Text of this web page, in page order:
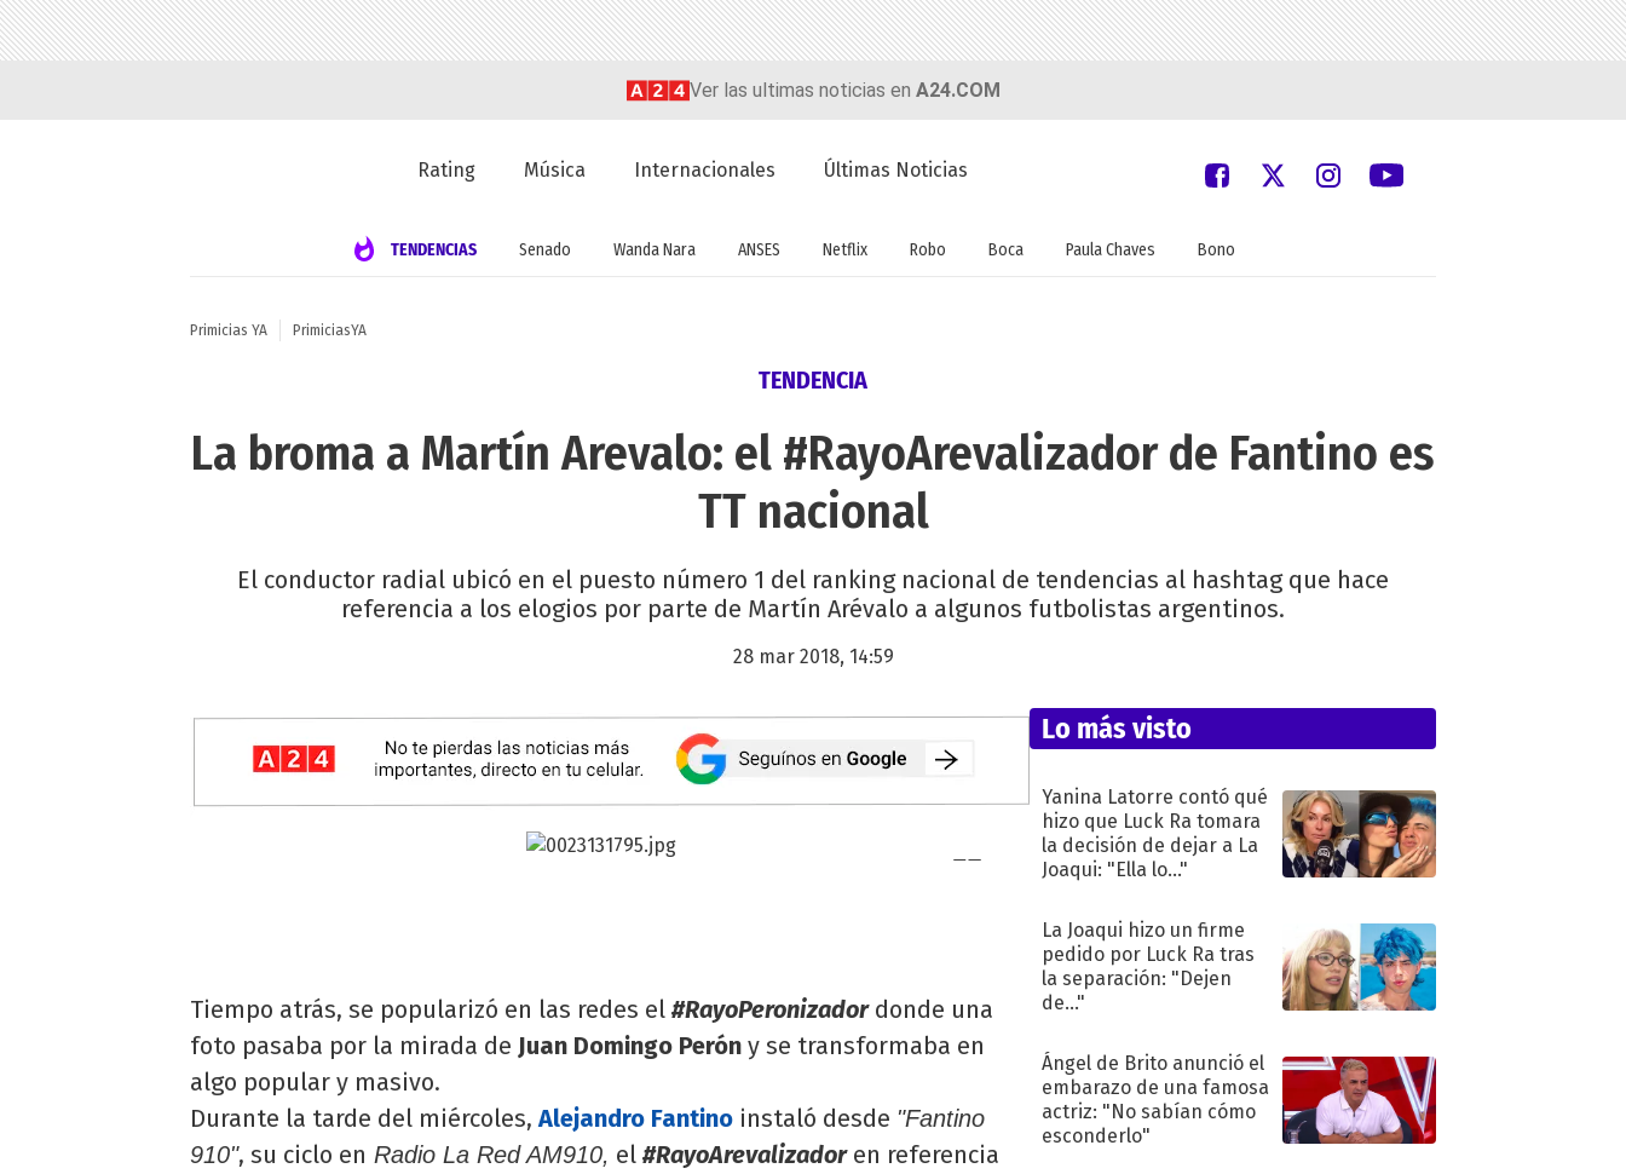
Ver las ultimas noticias en A24.COM
Rating Música Internacionales Últimas Noticias
TENDENCIAS Senado Wanda Nara ANSES Netflix Robo Boca Paula Chaves Bono
Primicias YA PrimiciasYA
TENDENCIA
La broma a Martín Arevalo: el #RayoArevalizador de Fantino es
TT nacional
El conductor radial ubicó en el puesto número 1 del ranking nacional de tendencias al hashtag que hace
referencia a los elogios por parte de Martín Arévalo a algunos futbolistas argentinos.
28 mar 2018, 14:59
Tiempo atrás, se popularizó en las redes el #RayoPeronizadordonde una
foto pasaba por la mirada de Juan Domingo Perón y se transformaba en
algo popular y masivo.
Durante la tarde del miércoles,Alejandro Fantino instaló desde "Fantino
910", su ciclo en Radio La Red AM910, el #RayoArevalizadoren referencia
Lo más visto
Yanina Latorre contó qué
hizo que Luck Ra tomara
la decisión de dejar a La
Joaqui: "Ella lo..."
La Joaqui hizo un firme
pedido por Luck Ra tras
la separación: "Dejen
de..."
Ángel de Brito anunció el
embarazo de una famosa
actriz: "No sabían cómo
esconderlo"